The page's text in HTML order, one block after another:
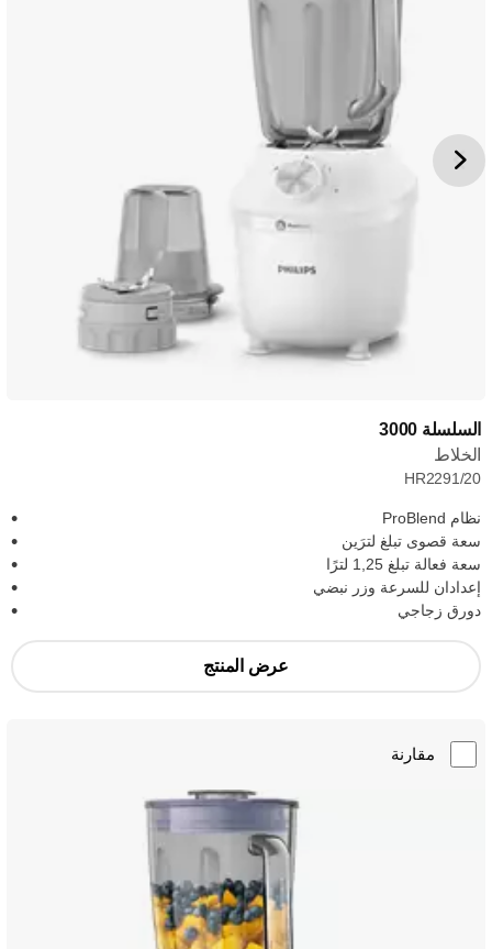
السلسلة 3000
الخلاط
HR2291/20
نظام ProBlend
سعة قصوى تبلغ لترَين
سعة فعالة تبلغ 1,25 لترًا
إعدادان للسرعة وزر نبضي
دورق زجاجي
عرض المنتج
مقارنة